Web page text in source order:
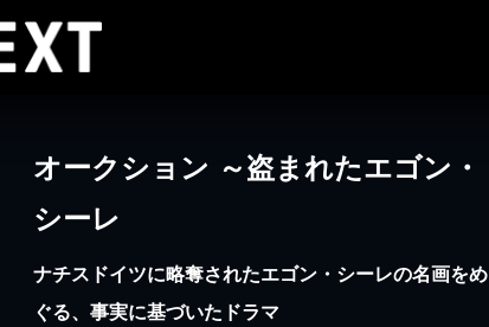
オークション ～盗まれたエゴン・
シーレ
ナチスドイツに略奪されたエゴン・シーレの名画をめ
ぐる、事実に基づいたドラマ